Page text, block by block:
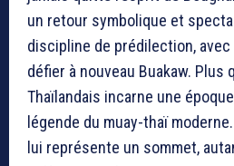
un retour symbolique et
discipline de prédilection,
défier à nouveau Buakaw. Plus
Thaïlandais incarne une
légende du muay-thaï
lui représente un sommet,